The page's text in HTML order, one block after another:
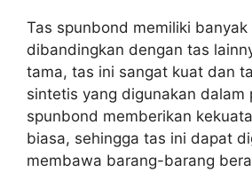
Tas spunbond memiliki banyak
dibandingkan dengan tas
tama, tas ini sangat kuat dan
sintetis yang digunakan dalam
spunbond memberikan
biasa, sehingga tas ini dapat
membawa barang-barang